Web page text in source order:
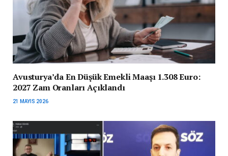
Avusturya’da En Düşük Emekli Maaşı 1.308 Euro:
2027 Zam Oranları Açıklandı
21 MAYIS 2026